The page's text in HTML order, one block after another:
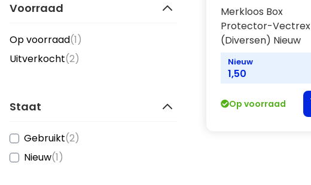
Voorraad
Op voorraad(1)
Uitverkocht(2)
Staat
Gebruikt(2)
Nieuw(1)
Merkloos Box
Protector-Vectrex
(Diversen) Nieuw
Nieuw
1,50
Op voorraad